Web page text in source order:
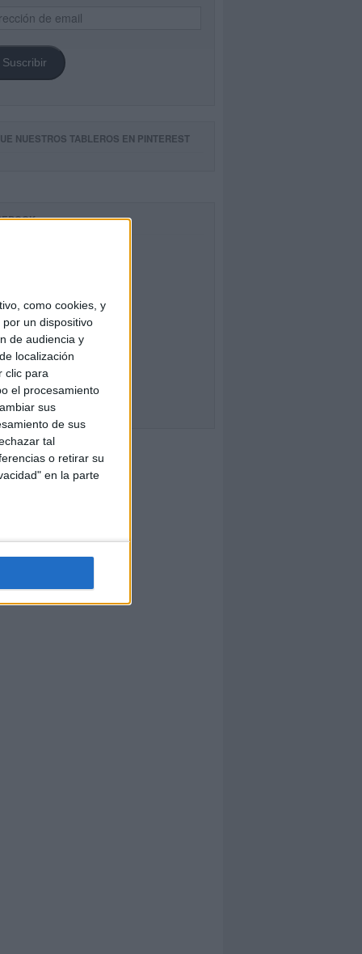
como cookies, y
un dispositivo
de audiencia y
localización
clic para
el procesamiento
sus
de sus
tal
o retirar su
en la parte
Suscribir
NUESTROS TABLEROS EN PINTEREST